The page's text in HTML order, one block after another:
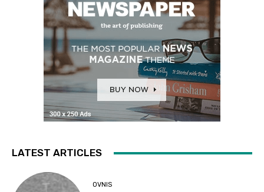
LATEST ARTICLES
OVNIS